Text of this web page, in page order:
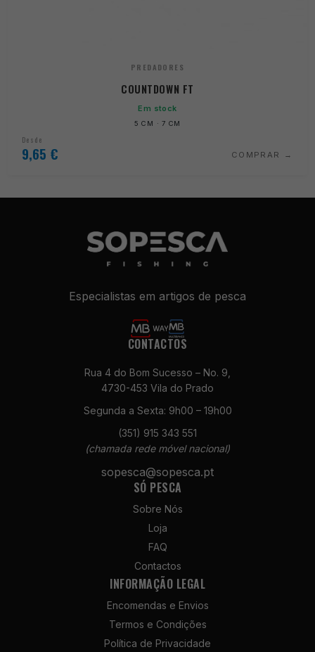
PREDADORES
COUNTDOWN FT
Em stock
5 CM · 7 CM
Desde
9,65 € COMPRAR
Especialistas em artigos de pesca
CONTACTOS
Rua 4 do Bom Sucesso – No. 9,
4730-453 Vila do Prado
Segunda a Sexta: 9h00 – 19h00
(351) 915 343 551
(chamada rede móvel nacional)
sopesca@sopesca.pt
SÓ PESCA
Sobre Nós
Loja
FAQ
Contactos
INFORMAÇÃO LEGAL
Encomendas e Envios
Termos e Condições
Política de Privacidade
Necessários
não são
opcionais. São
para o
Estatísticas
Para que
possamos
funcionalidade